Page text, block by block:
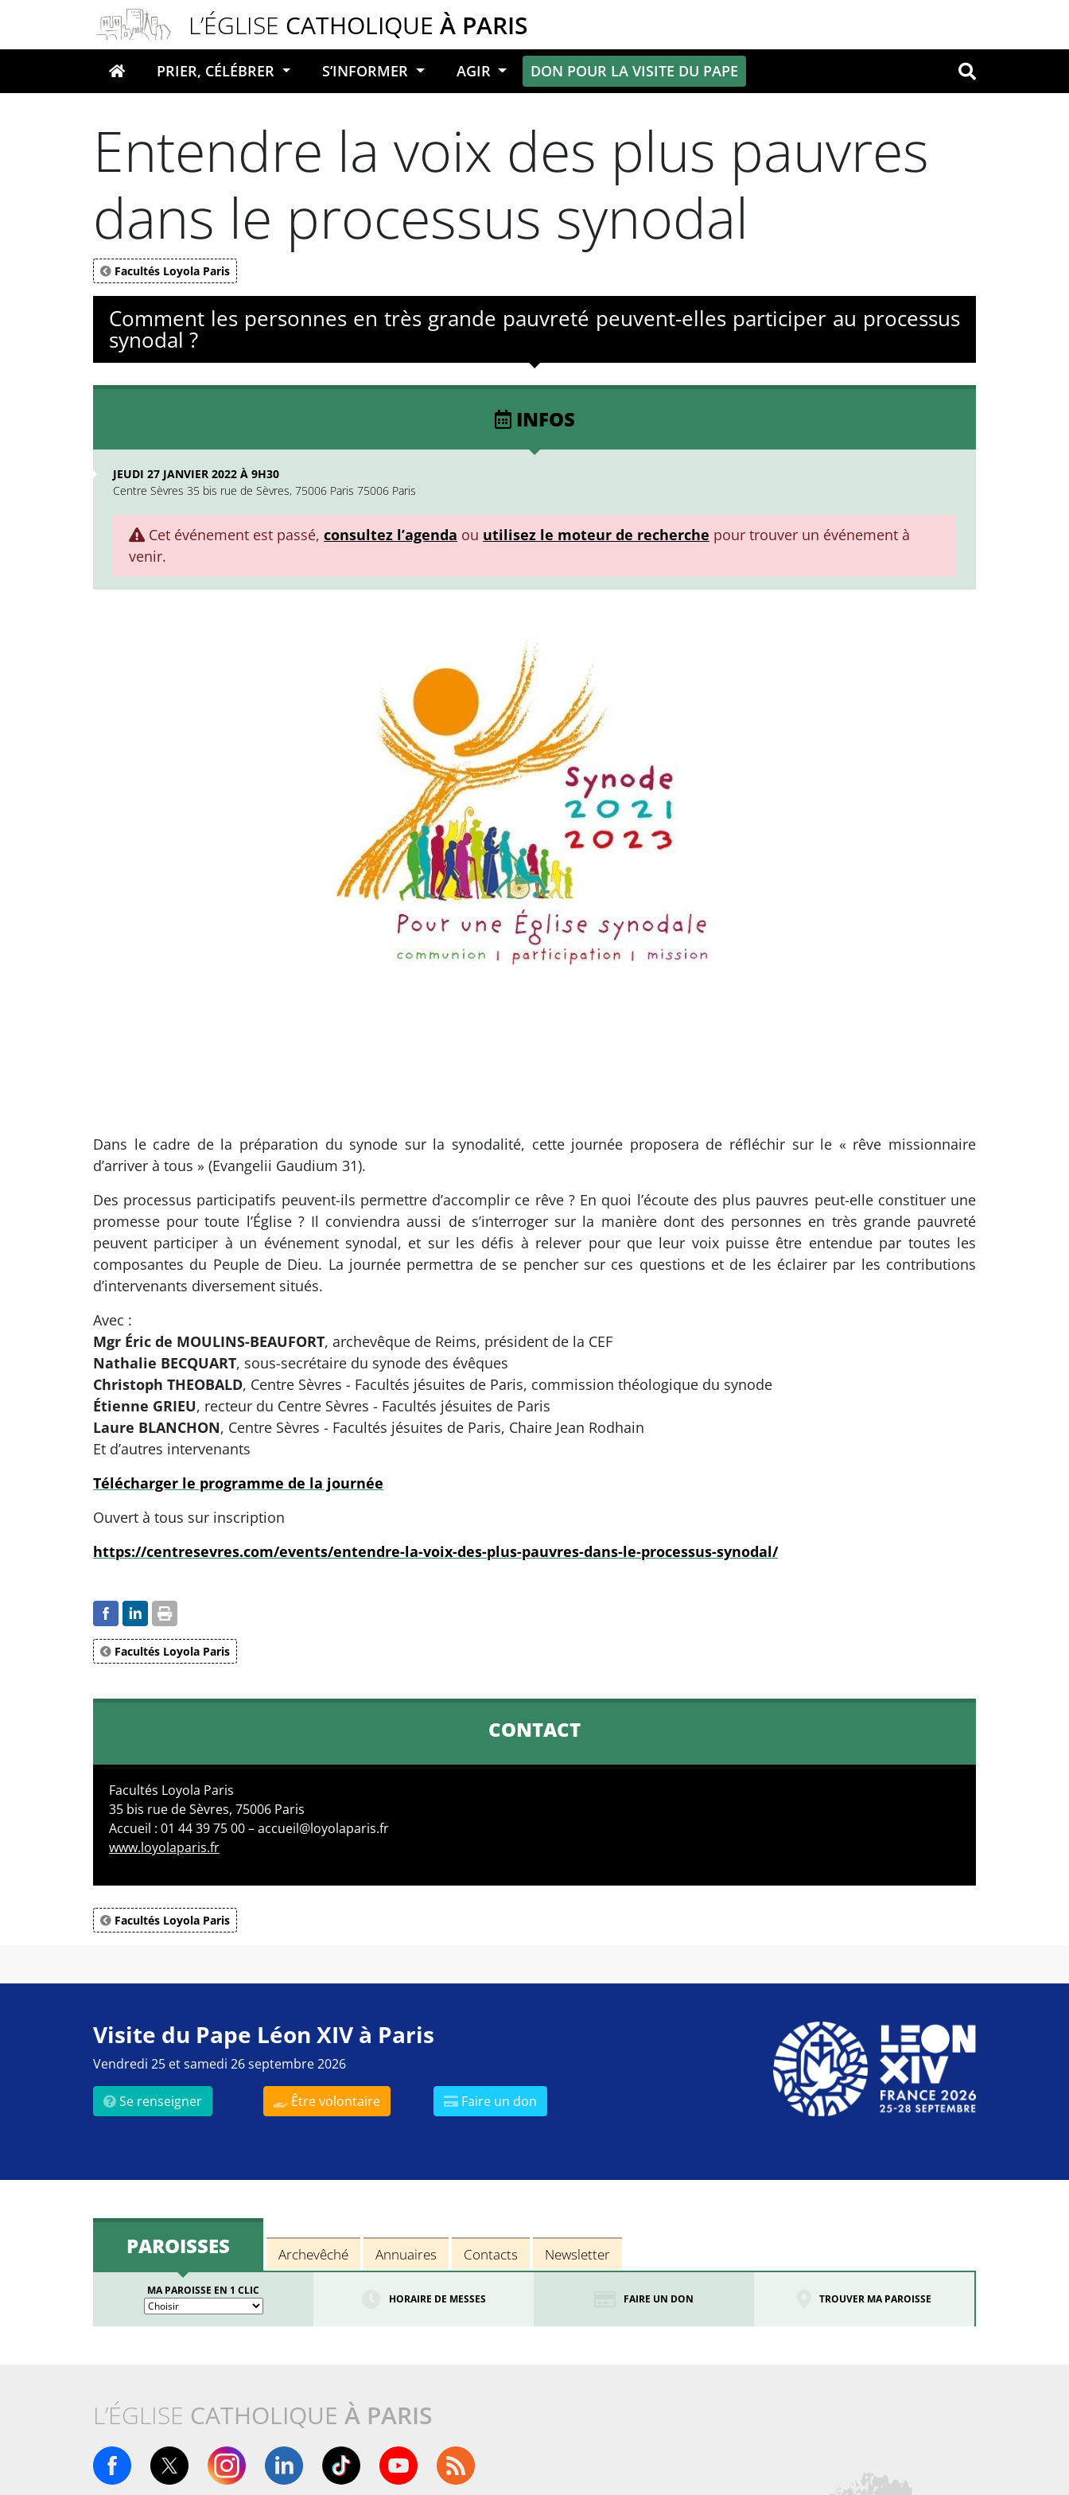
L’ÉGLISE CATHOLIQUE À PARIS
Votre recherche OK
PRIER, CÉLÉBRER S’INFORMER AGIR DON POUR LA VISITE DU PAPE
Entendre la voix des plus pauvres
dans le processus synodal
Facultés Loyola Paris
Comment les personnes en très grande pauvreté peuvent-elles participer au processus
synodal ?
INFOS
JEUDI 27 JANVIER 2022 À 9H30
Centre Sèvres 35 bis rue de Sèvres, 75006 Paris 75006 Paris
Cet événement est passé, consultez l’agenda ou utilisez le moteur de recherche pour trouver un événement à
venir.
Dans le cadre de la préparation du synode sur la synodalité, cette journée proposera de réfléchir sur le « rêve missionnaire
d’arriver à tous » (Evangelii Gaudium 31).
Des processus participatifs peuvent-ils permettre d’accomplir ce rêve ? En quoi l’écoute des plus pauvres peut-elle constituer une
promesse pour toute l’Église ? Il conviendra aussi de s’interroger sur la manière dont des personnes en très grande pauvreté
peuvent participer à un événement synodal, et sur les défis à relever pour que leur voix puisse être entendue par toutes les
composantes du Peuple de Dieu. La journée permettra de se pencher sur ces questions et de les éclairer par les contributions
d’intervenants diversement situés.
Avec :
Mgr Éric de MOULINS-BEAUFORT, archevêque de Reims, président de la CEF
Nathalie BECQUART, sous-secrétaire du synode des évêques
Christoph THEOBALD, Centre Sèvres - Facultés jésuites de Paris, commission théologique du synode
Étienne GRIEU, recteur du Centre Sèvres - Facultés jésuites de Paris
Laure BLANCHON, Centre Sèvres - Facultés jésuites de Paris, Chaire Jean Rodhain
Et d’autres intervenants
Télécharger le programme de la journée
Ouvert à tous sur inscription
https://centresevres.com/events/entendre-la-voix-des-plus-pauvres-dans-le-processus-synodal/
Facultés Loyola Paris
CONTACT
Facultés Loyola Paris
35 bis rue de Sèvres, 75006 Paris
Accueil : 01 44 39 75 00 – accueil@loyolaparis.fr
www.loyolaparis.fr
Facultés Loyola Paris
Visite du Pape Léon XIV à Paris
Vendredi 25 et samedi 26 septembre 2026
Se renseigner Être volontaire Faire un don
PAROISSES Archevêché Annuaires Contacts Newsletter
MA PAROISSE EN 1 CLIC
HORAIRE DE MESSES FAIRE UN DON TROUVER MA PAROISSE
L’ÉGLISE CATHOLIQUE À PARIS
Panneau de gestion des cookies